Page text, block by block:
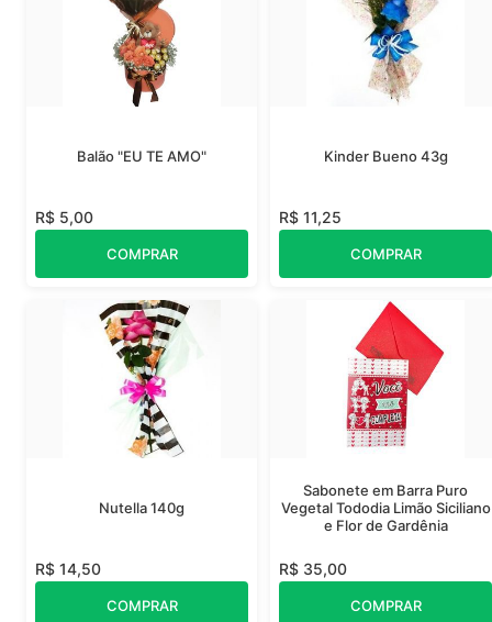
Balão "EU TE AMO"
R$ 5,00
COMPRAR
Kinder Bueno 43g
R$ 11,25
COMPRAR
Nutella 140g
R$ 14,50
COMPRAR
Sabonete em Barra Puro
Vegetal Tododia Limão Siciliano
e Flor de Gardênia
R$ 35,00
COMPRAR